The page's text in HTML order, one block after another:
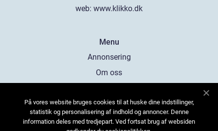
web: www.klikko.dk
Menu
Annonsering
Om oss
Kontakta oss
Sitemap
På vores website bruges cookies til at huske dine indstillinger,
statistik og personalisering af indhold og annoncer. Denne
information deles med tredjepart. Ved fortsat brug af websiden